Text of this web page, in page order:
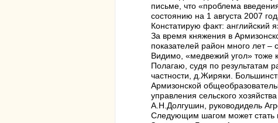
письме, что «проблема
состоянию на 1 августа 2007
Констатирую факт: английский
За время княжения в
показателей район много лет
Видимо, «медвежий угол» тоже
Полагаю, судя по результатам
частности, д.Жиряки.
Армизонской
управления сельского
А.Н.Долгушин, руководидель
Следующим шагом может стать